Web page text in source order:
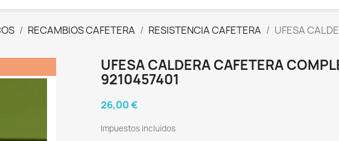
RECAMBIOS CAFETERA RESISTENCIA CAFETERA
UFESA
UFESA CALDERA CAFETERA
9210457401
26,00 €
Impuestos incluidos